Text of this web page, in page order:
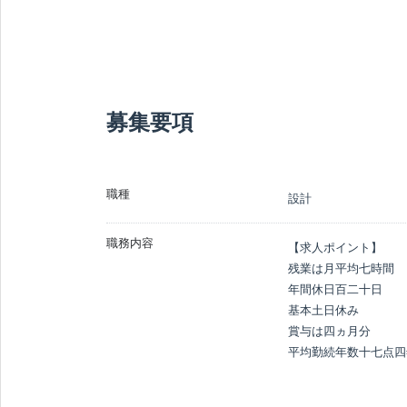
募集要項
職種 設計
職務内容
【求人ポイント】
残業は月平均七時間
年間休日百二十日
基本土日休み
賞与は四ヵ月分
平均勤続年数十七点